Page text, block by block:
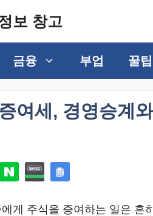
보 창고
금융 부업 꿀팁
여세, 경영승계
게 주식을 증여하는 일은 흔